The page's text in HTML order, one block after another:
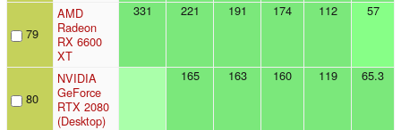
79
AMD
Radeon
RX 6600
XT
331 221 191 174 112 57
80
NVIDIA
GeForce
RTX 2080
(Desktop)
165 163 160 119 65.3